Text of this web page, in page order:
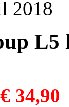
2018
p L5
€ 34,90